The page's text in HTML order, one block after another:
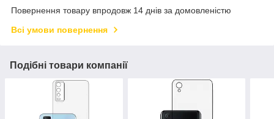
Повернення товару впродовж 14 днів за домовленістю
Всі умови повернення
Подібні товари компанії